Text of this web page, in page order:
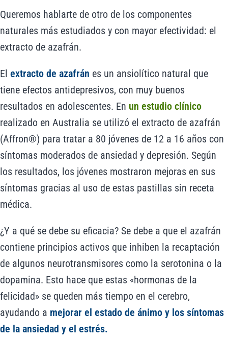
Queremos hablarte de otro de los componentes
naturales más estudiados y con mayor efectividad: el
extracto de azafrán.
El extracto de azafrán es un ansiolítico natural que
tiene efectos antidepresivos, con muy buenos
resultados en adolescentes. En un estudio clínico
realizado en Australia se utilizó el extracto de azafrán
(Affron®) para tratar a 80 jóvenes de 12 a 16 años con
síntomas moderados de ansiedad y depresión. Según
los resultados, los jóvenes mostraron mejoras en sus
síntomas gracias al uso de estas pastillas sin receta
médica.
¿Y a qué se debe su eficacia? Se debe a que el azafrán
contiene principios activos que inhiben la recaptación
de algunos neurotransmisores como la serotonina o la
dopamina. Esto hace que estas «hormonas de la
felicidad» se queden más tiempo en el cerebro,
ayudando a mejorar el estado de ánimo y los síntomas
de la ansiedad y el estrés.